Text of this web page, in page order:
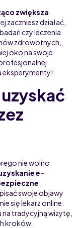
zwiększa
zaczniesz działać,
czy leczenia
zdrowotnych,
oko na swoje
eksperymenty!
nie wolno
e-
swoje objawy
się lekarz online.
na tradycyjną wizytę,
kroków.